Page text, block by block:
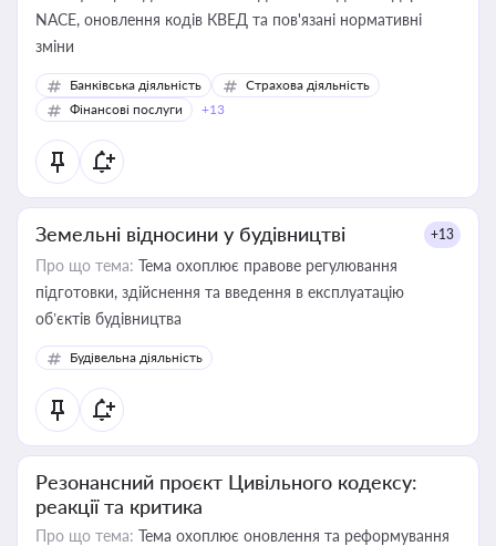
NACE, оновлення кодів КВЕД та пов'язані нормативні
зміни
Банківська діяльність
Страхова діяльність
Фінансові послуги
+13
Земельні відносини у будівництві +13
Про що тема: Тема охоплює правове регулювання
підготовки, здійснення та введення в експлуатацію
об’єктів будівництва
Будівельна діяльність
Резонансний проєкт Цивільного кодексу:
реакції та критика
Про що тема: Тема охоплює оновлення та реформування